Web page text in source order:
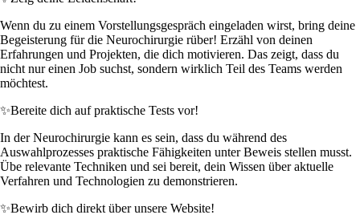
Wenn du zu einem Vorstellungsgespräch eingeladen wirst, bring deine
Begeisterung für die Neurochirurgie rüber! Erzähl von deinen
Erfahrungen und Projekten, die dich motivieren. Das zeigt, dass du
nicht nur einen Job suchst, sondern wirklich Teil des Teams werden
möchtest.
✨Bereite dich auf praktische Tests vor!
In der Neurochirurgie kann es sein, dass du während des
Auswahlprozesses praktische Fähigkeiten unter Beweis stellen musst.
Übe relevante Techniken und sei bereit, dein Wissen über aktuelle
Verfahren und Technologien zu demonstrieren.
✨Bewirb dich direkt über unsere Website!